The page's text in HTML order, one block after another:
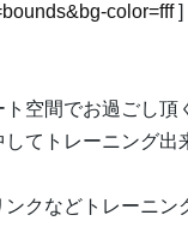
color=fff]
空間でお過ごし頂
てトレーニング出
クなどトレーニン